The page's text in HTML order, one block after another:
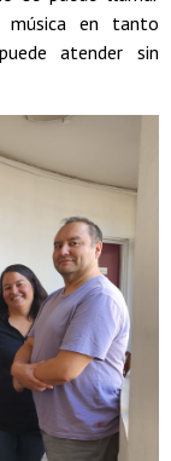
música en tanto
atender sin